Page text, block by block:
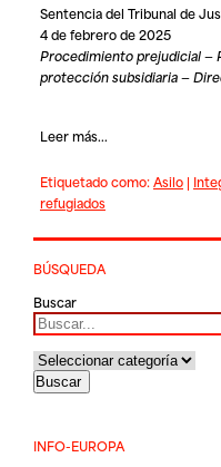
Sentencia del Tribunal de
4 de febrero de 2025
Procedimiento prejudicial —
protección subsidiaria —
Leer más...
Etiquetado como:Asilo|
refugiados
BÚSQUEDA
Buscar
INFO-EUROPA